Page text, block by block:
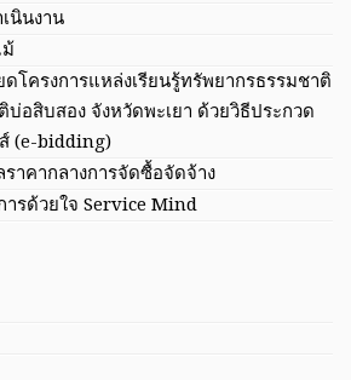
นินงาน
โครงการแหล่งเรียนรู้ทรัพยากรธรรมชาติ
บ่อสิบสอง จังหวัดพะเยา ด้วยวิธีประกวด
(e-bidding)
าคากลางการจัดซื้อจัดจ้าง
ารด้วยใจ Service Mind